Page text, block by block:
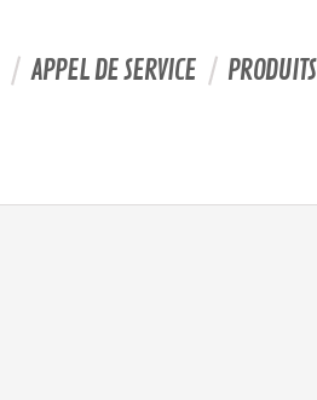
APPEL DE SERVICE PRODUITS